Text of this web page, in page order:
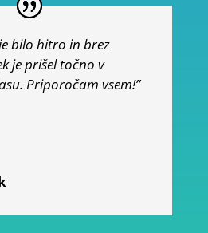
bilo hitro in brez
je prišel točno v
Priporočam vsem!”